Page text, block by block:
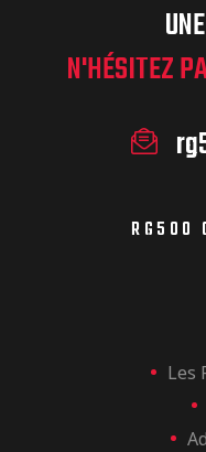
N'HÉSITEZ
RG500
Les